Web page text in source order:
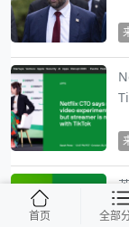
首页 全部